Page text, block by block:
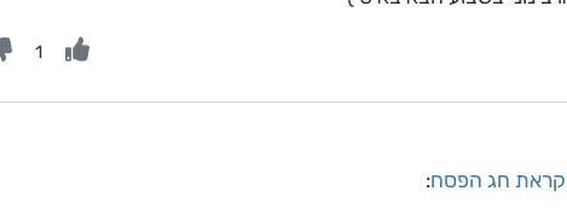
1
חג הפסח: